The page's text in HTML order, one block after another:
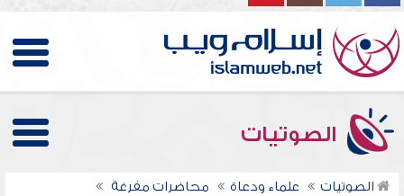
الصوتيات
الصوتيات علماء ودعاة
محاضرات مفرغة